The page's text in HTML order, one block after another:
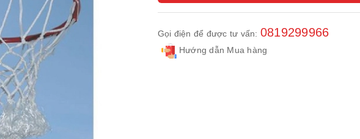
Gọi điện để được tư vấn: 0819299966
Hướng dẫn Mua hàng